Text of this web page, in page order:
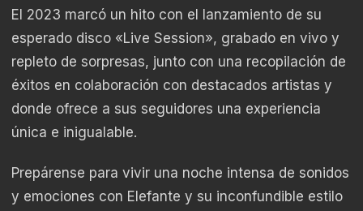
El 2023 marcó un hito con el lanzamiento de su
esperado disco «Live Session», grabado en vivo y
repleto de sorpresas, junto con una recopilación de
éxitos en colaboración con destacados artistas y
donde ofrece a sus seguidores una experiencia
única e inigualable.
Prepárense para vivir una noche intensa de sonidos
y emociones con Elefante y su inconfundible estilo